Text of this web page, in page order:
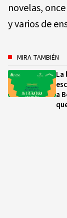
novelas,
y varios de
MIRA TAMBIÉN
La
a